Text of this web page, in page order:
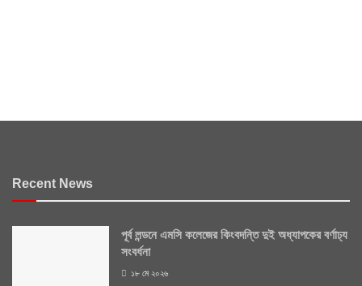
Recent News
পূর্ব লন্ডনে এমসি কলেজের কিংবদন্তি দুই অধ্যাপকের বর্ণাঢ্য
সংবর্ধনা
১৮ মে ২০২৬